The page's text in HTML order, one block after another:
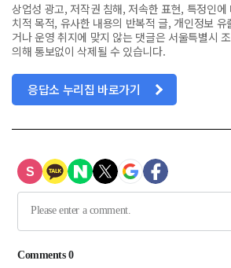
상업성 광고, 저작권 침해, 저속한 표현, 특정인
치적 목적, 유사한 내용의 반복적 글, 개인정보
거나 운영 취지에 맞지 않는 댓글은 서울특별시
의해 통보없이 삭제될 수 있습니다.
응답소 누리집 바로가기